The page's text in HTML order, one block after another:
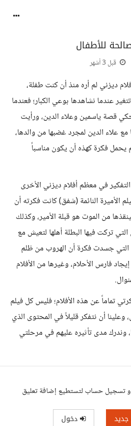
للأطفال
قبل 3 أشهر
ديزني لم أره منذ أن كنت طفلة،
عندما نشاهدها بوعي الكبار؛ فعندما
قصة ياسمين وعلاء الدين، ورأيت
علاء الدين لمجرد غضبها من والدها،
فكرة كهذه أن يكون مناسباً
في معظم أفلام ديزني الأخرى
الأميرة النائمة (شفق) كانت فكرته أن
من الموت هو قبلة الأمير، وكذلك
تركت فيها البطلة أهلها لتعيش مع
جسدت فكرة أن الهروب من ظلم
فارس الأحلام، وغيرها من الأفلام
تماماً عن هذه الأفلام؛ فليس كل فيلم
وعلينا أن نتفكر قليلاً في المحتوى الذي
وندرك مدى تأثيره عليهم في مرحلتي
تسجيل حساب لتستطيع إضافة تعليق
دخول